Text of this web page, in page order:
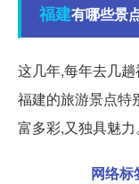
福建有哪些景
这几年,每年去几
福建的旅游景点特
富多彩,又独具魅力
网络标